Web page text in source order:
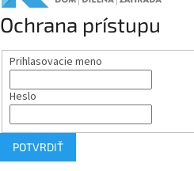
Ochrana prístupu
Prihlasovacie meno
Heslo
POTVRDIŤ